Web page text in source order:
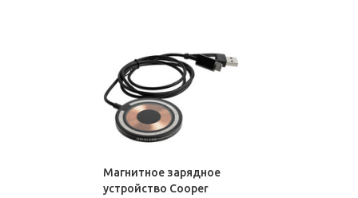
Магнитное зарядное
устройство Cooper